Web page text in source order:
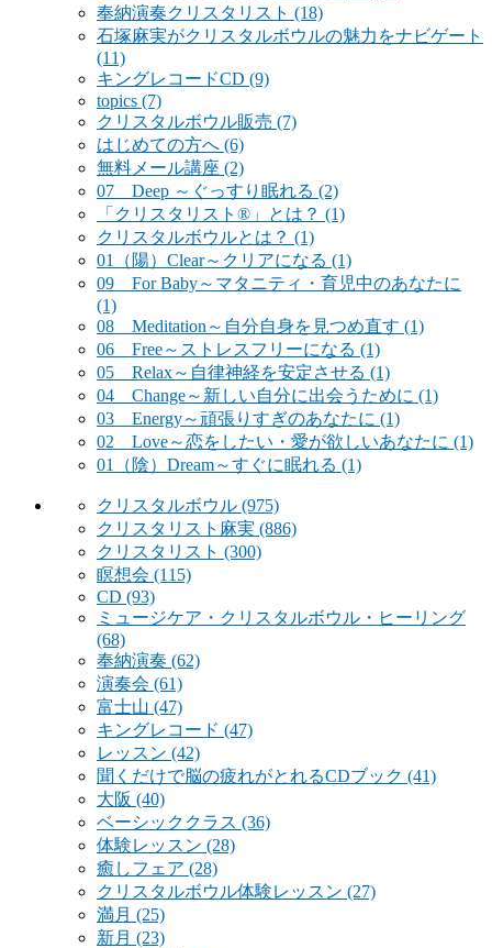
奉納演奏クリスタリスト (18)
石塚麻実がクリスタルボウルの魅力をナビゲート
(11)
キングレコードCD (9)
topics (7)
クリスタルボウル販売 (7)
はじめての方へ (6)
無料メール講座 (2)
07 Deep ～ぐっすり眠れる (2)
「クリスタリスト®」とは？ (1)
クリスタルボウルとは？ (1)
01（陽）Clear～クリアになる (1)
09 For Baby～マタニティ・育児中のあなたに
(1)
08 Meditation～自分自身を見つめ直す (1)
06 Free～ストレスフリーになる (1)
05 Relax～自律神経を安定させる (1)
04 Change～新しい自分に出会うために (1)
03 Energy～頑張りすぎのあなたに (1)
02 Love～恋をしたい・愛が欲しいあなたに (1)
01（陰）Dream～すぐに眠れる (1)
クリスタルボウル (975)
クリスタリスト麻実 (886)
クリスタリスト (300)
瞑想会 (115)
CD (93)
ミュージケア・クリスタルボウル・ヒーリング
(68)
奉納演奏 (62)
演奏会 (61)
富士山 (47)
キングレコード (47)
レッスン (42)
聞くだけで脳の疲れがとれるCDブック (41)
大阪 (40)
ベーシッククラス (36)
体験レッスン (28)
癒しフェア (28)
クリスタルボウル体験レッスン (27)
満月 (25)
新月 (23)